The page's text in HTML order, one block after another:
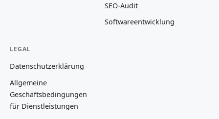
SEO-Audit
Softwareentwicklung
LEGAL
Datenschutzerklärung
Allgemeine
Geschäftsbedingungen
für Dienstleistungen